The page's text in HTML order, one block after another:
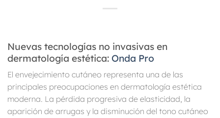
Nuevas tecnologías no invasivas en
dermatología estética: Onda Pro
El envejecimiento cutáneo representa una de las
principales preocupaciones en dermatología estética
moderna. La pérdida progresiva de elasticidad, la
aparición de arrugas y la disminución del tono cutáneo